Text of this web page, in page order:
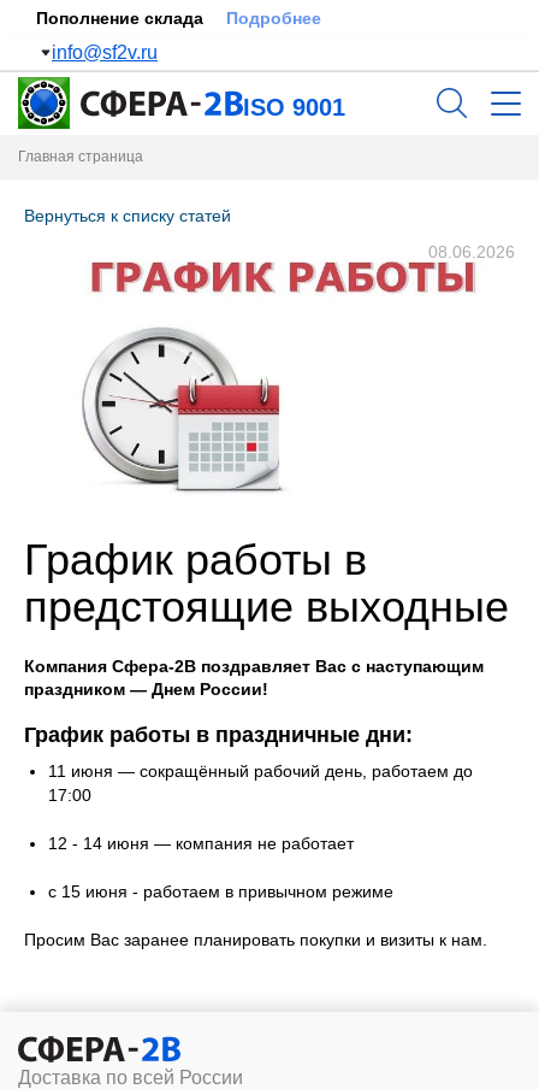
Пополнение склада Подробнее
info@sf2v.ru
ISO 9001
Главная страница
Вернуться к списку статей
08.06.2026
График работы в
предстоящие выходные
Компания Сфера-2В поздравляет Вас с наступающим
праздником — Днем России!
График работы в праздничные дни:
11 июня — сокращённый рабочий день, работаем до
17:00
12 - 14 июня — компания не работает
с 15 июня - работаем в привычном режиме
Просим Вас заранее планировать покупки и визиты к нам.
Доставка по всей России